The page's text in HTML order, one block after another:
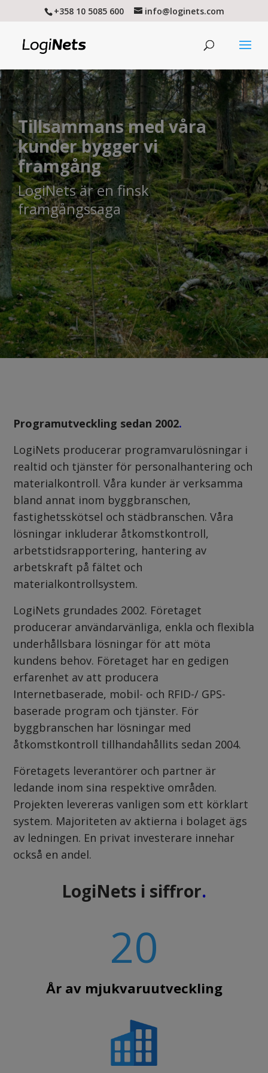
+358 10 5085 600 info@loginets.com
Tillsammans med våra
kunder bygger vi
framgång
LogiNets är en finsk
framgångssaga
Programutveckling sedan 2002.
LogiNets producerar programvarulösningar i
realtid och tjänster för personalhantering och
materialkontroll. Våra kunder är verksamma
bland annat inom byggbranschen,
fastighetsskötsel och städbranschen. Våra
lösningar inkluderar åtkomstkontroll,
arbetstidsrapportering, hantering av
arbetskraft på fältet och
materialkontrollsystem.
LogiNets grundades 2002. Företaget
producerar användarvänliga, enkla och flexibla
underhållsbara lösningar för att möta
kundens behov. Företaget har en gedigen
erfarenhet av att producera
Internetbaserade, mobil- och RFID-/ GPS-
baserade program och tjänster. För
byggbranschen har lösningar med
åtkomstkontroll tillhandahållits sedan 2004.
Företagets leverantörer och partner är
ledande inom sina respektive områden.
Projekten levereras vanligen som ett körklart
system. Majoriteten av aktierna i bolaget ägs
av ledningen. En privat investerare innehar
också en andel.
LogiNets i siffror.
20
År av mjukvaruutveckling